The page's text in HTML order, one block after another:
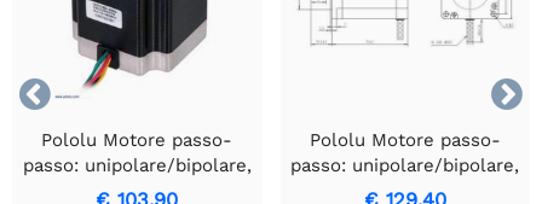


Pololu Motore passo-
passo: unipolare/bipolare,
200 passi/giro, 57×56 mm,
Pololu Motore passo-
passo: unipolare/bipolare,
200 passi/giro, 57×76 mm,